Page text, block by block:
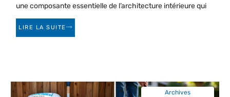
une composante essentielle de l’architecture intérieure qui
LIRE LA SUITE
Archives